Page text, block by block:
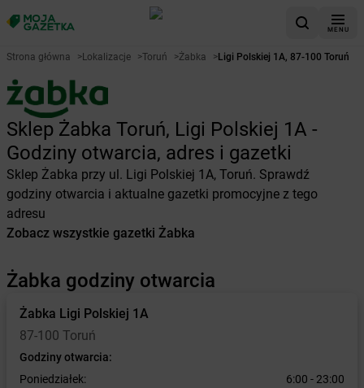
MENU
Strona główna >Lokalizacje >Toruń >Żabka >Ligi Polskiej 1A, 87-100 Toruń
Sklep Żabka Toruń, Ligi Polskiej 1A -
Godziny otwarcia, adres i gazetki
Sklep Żabka przy ul. Ligi Polskiej 1A, Toruń. Sprawdź
godziny otwarcia i aktualne gazetki promocyjne z tego
adresu
Zobacz wszystkie gazetki Żabka
Żabka godziny otwarcia
Żabka Ligi Polskiej 1A
87-100 Toruń
Godziny otwarcia:
Poniedziałek:
6:00 - 23:00